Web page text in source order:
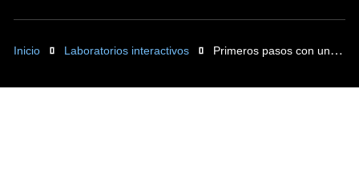
Inicio Laboratorios interactivos Primeros pasos con un controlador de automatización